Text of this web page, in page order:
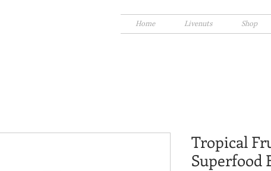
Home Livenuts Shop
Tropical
Superfood